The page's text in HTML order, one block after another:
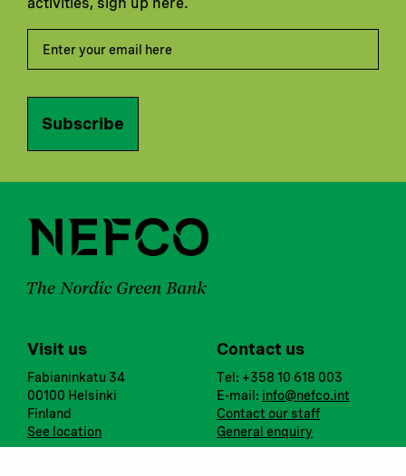
activities, sign up here.
Subscribe
Visit us
Fabianinkatu 34
00100 Helsinki
Finland
See location
Contact us
Tel: +358 10 618 003
E-mail: info@nefco.int
Contact our staff
General enquiry